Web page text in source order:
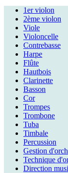
1er violon
2ème violon
Viole
Violoncelle
Contrebasse
Harpe
Flûte
Hautbois
Clarinette
Basson
Cor
Trompes
Trombone
Tuba
Timbale
Percussion
Gestion
Technique
Direction